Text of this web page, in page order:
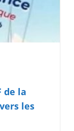
de la
les